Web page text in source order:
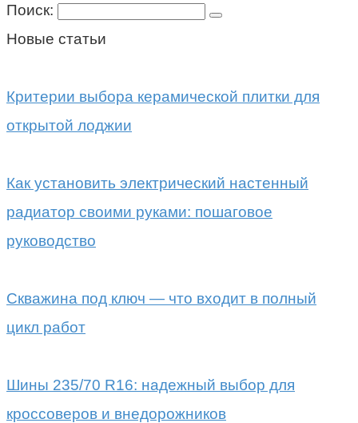
Поиск:
Новые статьи
Критерии выбора керамической плитки для
открытой лоджии
Как установить электрический настенный
радиатор своими руками: пошаговое
руководство
Скважина под ключ — что входит в полный
цикл работ
Шины 235/70 R16: надежный выбор для
кроссоверов и внедорожников